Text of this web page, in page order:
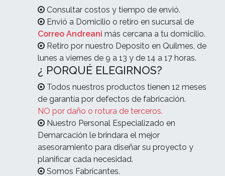
Consultar costos y tiempo de envió.
Envió a Domicilio o retiro en sucursal de
Correo Andreani más cercana a tu domicilio.
Retiro por nuestro Deposito en Quilmes, de
lunes a viernes de 9 a 13 y de 14 a 17 horas.
¿ PORQUÉ ELEGIRNOS?
Todos nuestros productos tienen 12 meses
de garantía por defectos de fabricación.
NO por daño o rotura de terceros.
Nuestro Personal Especializado en
Demarcación le brindara el mejor
asesoramiento para diseñar su proyecto y
planificar cada necesidad.
Somos Fabricantes.